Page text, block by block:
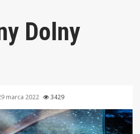
Dolny
marca 2022 3429